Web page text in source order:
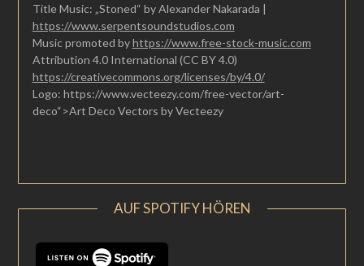
Title Music: „Stoned“ by Alexander Nakarada |
https://www.serpentsoundstudios.com
Music promoted byhttps://www.free-stock-music.com
Attribution 4.0 International (CC BY 4.0)
https://creativecommons.org/licenses/by/4.0/
Logo: https://www.vecteezy.com/free-vector/art-
deco“>Art Deco Vectors by Vecteezy
AUF SPOTIFY HÖREN